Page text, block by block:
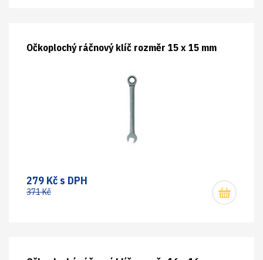
Očkoplochý ráčnový klíč rozměr 15 x 15 mm
279 Kč s DPH
371 Kč